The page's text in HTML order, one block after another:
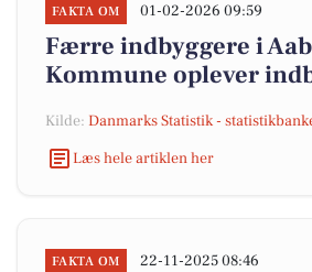
FAKTA OM 01-02-2026 09:59
Færre indbyggere i
Kommune oplever
Kilde: Danmarks Statistik -
Læs hele artiklen her
FAKTA OM 22-11-2025 08:46